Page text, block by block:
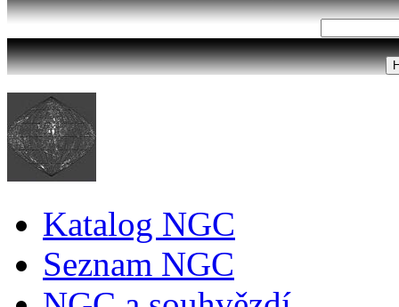
Katalog NGC
Seznam NGC